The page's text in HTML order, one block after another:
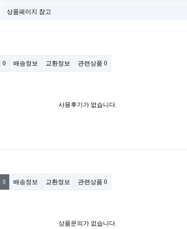
상품페이지 참고
0 배송정보 교환정보 관련상품 0
사용후기가 없습니다.
0 배송정보 교환정보 관련상품 0
상품문의가 없습니다.